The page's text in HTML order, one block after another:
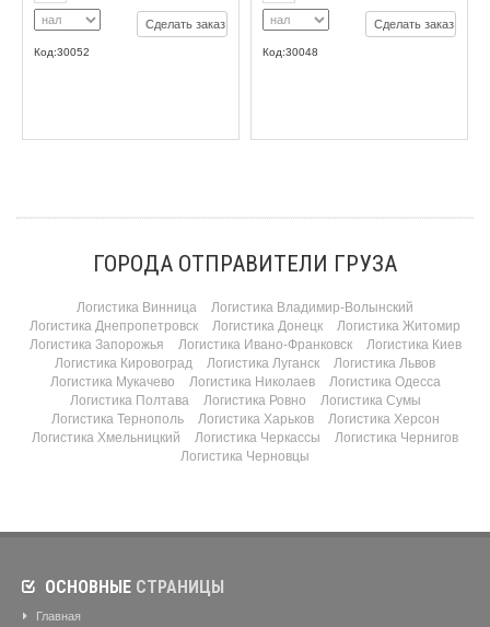
Сделать заказ
Код:30052
Сделать заказ
Код:30048
ГОРОДА ОТПРАВИТЕЛИ ГРУЗА
Логистика Винница
Логистика Владимир-Волынский
Логистика Днепропетровск
Логистика Донецк
Логистика Житомир
Логистика Запорожья
Логистика Ивано-Франковск
Логистика Киев
Логистика Кировоград
Логистика Луганск
Логистика Львов
Логистика Мукачево
Логистика Николаев
Логистика Одесса
Логистика Полтава
Логистика Ровно
Логистика Сумы
Логистика Тернополь
Логистика Харьков
Логистика Херсон
Логистика Хмельницкий
Логистика Черкассы
Логистика Чернигов
Логистика Черновцы
ОСНОВНЫЕ СТРАНИЦЫ
Главная